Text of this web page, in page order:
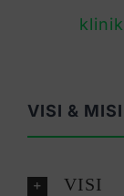
VISI & MISI
VISI